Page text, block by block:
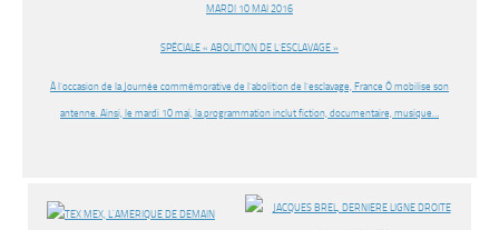
MARDI 10 MAI 2016
SPÉCIALE « ABOLITION DE L’ESCLAVAGE »
À l’occasion de la Journée commémorative de l’abolition de l’esclavage, France Ô mobilise son
antenne. Ainsi, le mardi 10 mai, la programmation inclut fiction, documentaire, musique…